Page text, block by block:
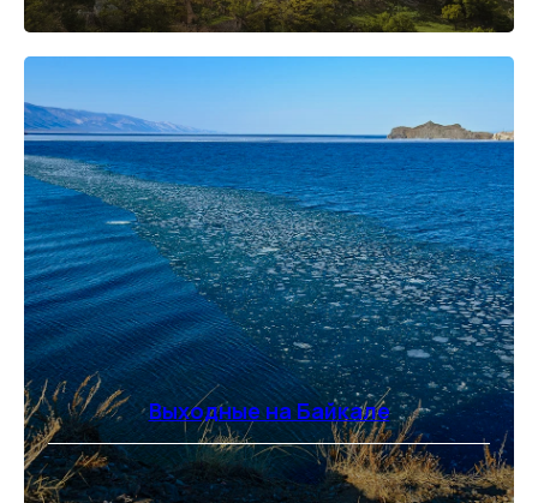
Выходные на Байкале
⠀